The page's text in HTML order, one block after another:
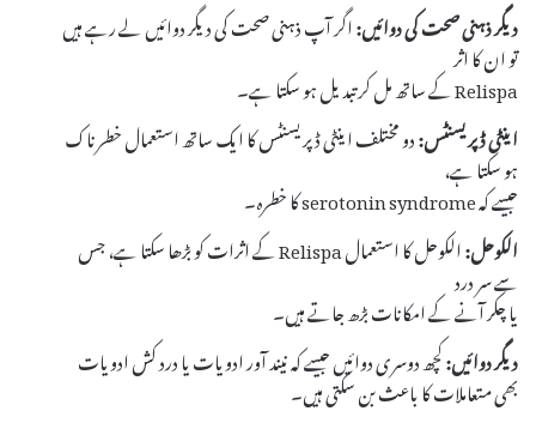
دیگر ذہنی صحت کی دوائیں:اگر آپ ذہنی صحت کی دیگر دوائیں لے رہے ہیں
تو ان کا اثر
Relispa کے ساتھ مل کر تبدیل ہو سکتا ہے۔
اینٹی ڈپریسنٹس:دو مختلف اینٹی ڈپریسنٹس کا ایک ساتھ استعمال خطرناک
ہو سکتا ہے،
جیسے کہ serotonin syndrome کا خطرہ۔
الکوحل:
الکوحل کا استعمال Relispa کے اثرات کو بڑھا سکتا ہے، جس
سے سر درد
یا چکر آنے کے امکانات بڑھ جاتے ہیں۔
دیگر دوائیں:کچھ دوسری دوائیں جیسے کہ نیند آور ادویات یا درد کش ادویات
بھی متعاملات کا باعث بن سکتی ہیں۔